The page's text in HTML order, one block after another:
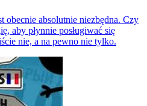
obecnie absolutnie niezbędna. Czy
aby płynnie posługiwać się
nie, a na pewno nie tylko.